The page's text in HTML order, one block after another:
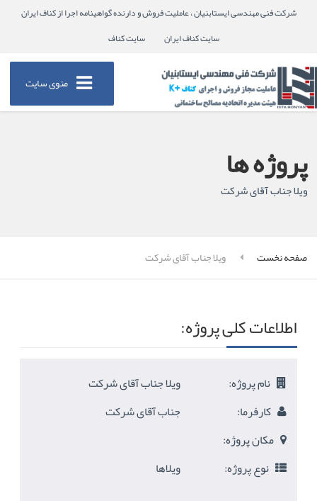
شرکت فنی مهندسی ایستابنیان ، عاملیت فروش و دارنده گواهینامه اجرا از کناف ایران
سایت کناف ایران
سایت کناف
منوی سایت
پروژه ها
ویلا جناب آقای شرکت
صفحه نخست ویلا جناب آقای شرکت
اطلاعات کلی پروژه:
نام پروژه:
ویلا جناب آقای شرکت
کارفرما:
جناب آقای شرکت
مکان پروژه:
نوع پروژه:
ویلاها